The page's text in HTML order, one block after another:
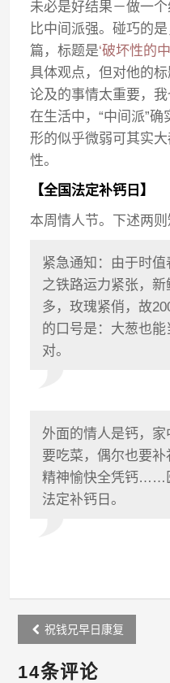
未必是好结果－做一
比中间派强。碰巧的
篇，标题是‘破坏性的
具体观点，但对他的
论及的事情太重要，我
在生活中，“中间派”确
形的似乎微弱可其实
性。
【全国法定补钙日】
本周情人节。下述两则
紧急通知：由于时
之铁路运力紧张，
多，玫瑰紧俏，故
的口号是：大葱也
对。
外面的情人是钙，
要吃菜，偶尔也要补
精神愉快全凭钙……
法定补钙日。
Post
navigation
祝钱兄早日康复
14条评论